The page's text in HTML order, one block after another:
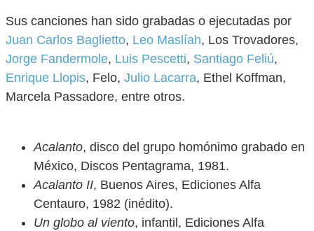
Sus canciones han sido grabadas o ejecutadas por
Juan Carlos Baglietto, Leo Maslíah, Los Trovadores,
Jorge Fandermole, Luis Pescetti, Santiago Feliú,
Enrique Llopis, Felo, Julio Lacarra, Ethel Koffman,
Marcela Passadore, entre otros.
Acalanto, disco del grupo homónimo grabado en
México, Discos Pentagrama, 1981.
Acalanto II, Buenos Aires, Ediciones Alfa
Centauro, 1982 (inédito).
Un globo al viento, infantil, Ediciones Alfa